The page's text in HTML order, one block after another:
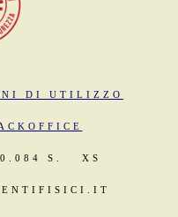
DI UTILIZZO
S. XS